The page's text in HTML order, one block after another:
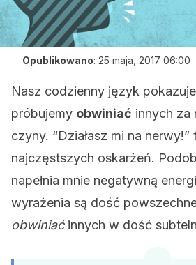
Opublikowano: 25 maja, 2017 06:00
Nasz codzienny język
próbujemy obwiniać innych za
czyny. “Działasz mi na nerwy!”
najczęstszych oskarżeń.
napełnia mnie negatywną
wyrażenia są dość
obwiniaćinnych w dość